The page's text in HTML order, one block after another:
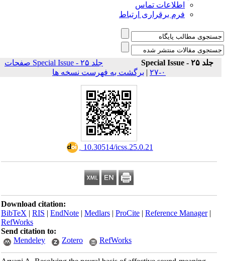
اطلاعات تماس
فرم برقراری ارتباط
جلد ۲۵ - Special Issue
جلد ۲۵ - Special Issue صفحات
|برگشت به فهرست نسخه ها
‎ 10.30514/icss.25.0.21
Download citation:
BibTeX|RIS|EndNote|Medlars|ProCite|Reference Manager
RefWorks
Send citation to:
Mendeley
Zotero RefWorks